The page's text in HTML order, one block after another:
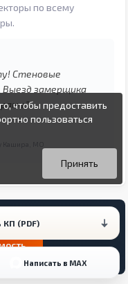
по всему
Стеновые
замерщика
КП (PDF)
Написать в MAX
чтобы предоставить
пользоваться
файлах в открытых
браузера.
без изменения
ваших cookie-
Принять